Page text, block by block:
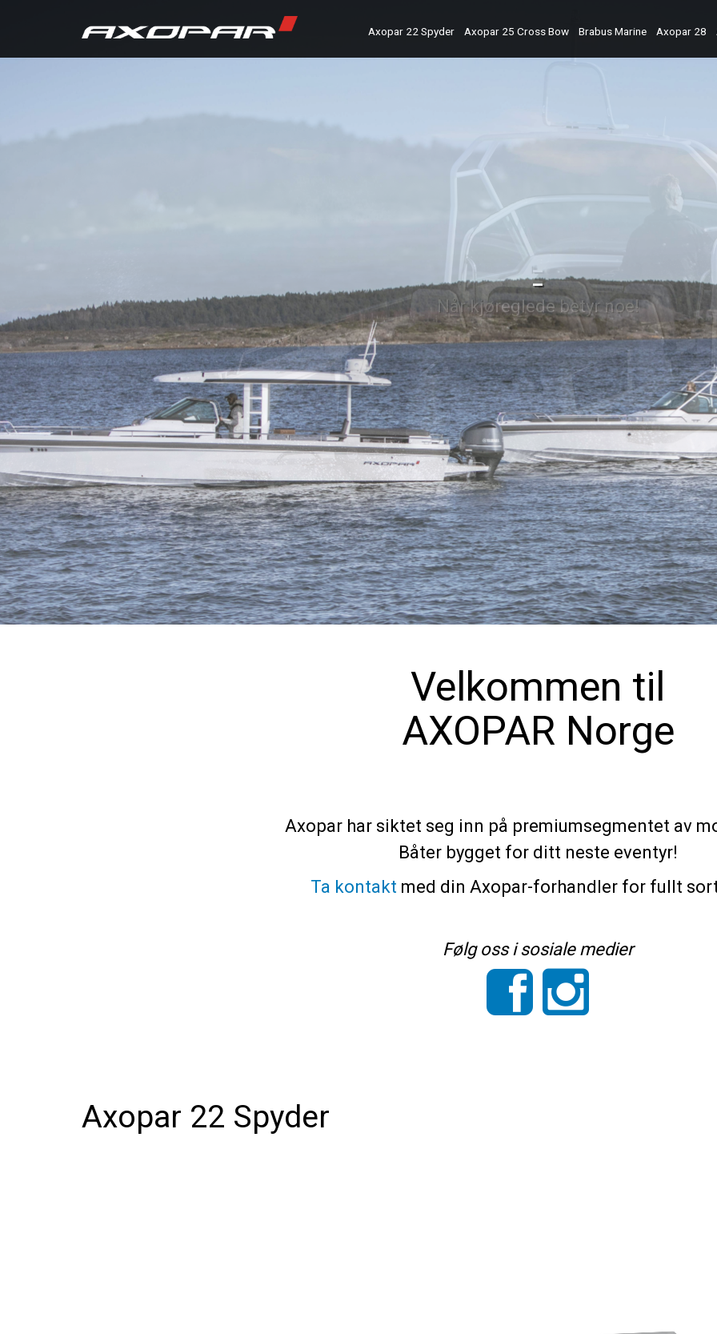
Axopar 22 Spyder Axopar 25 Cross Bow Brabus Marine Axopar 28
-
Når kjøreglede betyr noe!
Velkommen til
AXOPAR Norge
Axopar har siktet seg inn på premiumsegmentet av
Båter bygget for ditt neste eventyr!
Ta kontakt med din Axopar-forhandler for fullt
Følg oss i sosiale medier
Axopar 22 Spyder